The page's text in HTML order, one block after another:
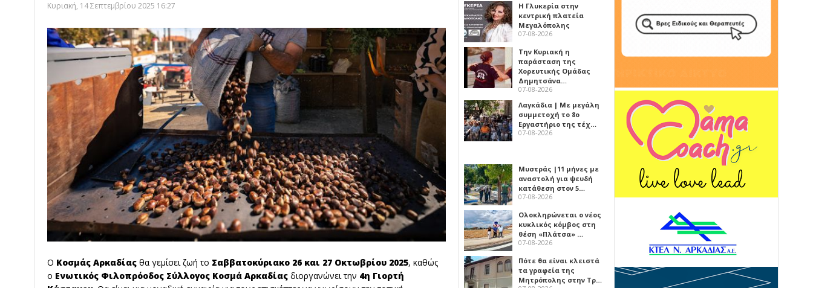
Κυριακή, 14 Σεπτεμβρίου 2025 16:27
Ο Κοσμάς Αρκαδίας θα γεμίσει ζωή το Σαββατοκύριακο 26 και 27 Οκτωβρίου 2025, καθώς
ο Ενωτικός Φιλοπρόοδος Σύλλογος Κοσμά Αρκαδίας διοργανώνει την 4η Γιορτή
Η Γλυκερία στην
κεντρική πλατεία
Μεγαλόπολης
07-08-2026
Την Κυριακή η
παράσταση της
Χορευτικής Ομάδας
Δημητσάνα…
07-08-2026
Λαγκάδια | Με μεγάλη
συμμετοχή το 8ο
Εργαστήριο της τέχ…
07-08-2026
Μυστράς |11 μήνες με
αναστολή για ψευδή
κατάθεση στον 5…
07-08-2026
Ολοκληρώνεται ο νέος
κυκλικός κόμβος στη
θέση «Πλάτσα» …
07-08-2026
Πότε θα είναι κλειστά
τα γραφεία της
Μητρόπολης στην Τρ…